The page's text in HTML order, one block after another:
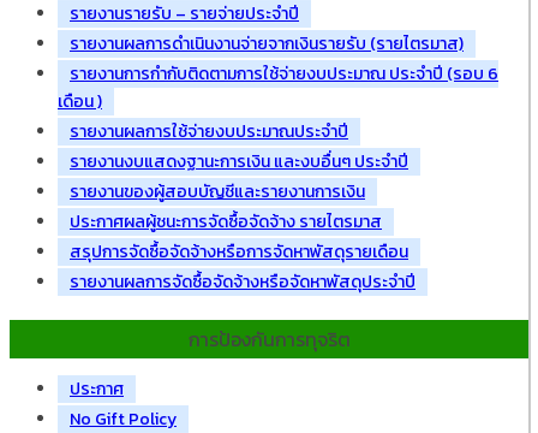
รายงานรายรับ – รายจ่ายประจำปี
รายงานผลการดำเนินงานจ่ายจากเงินรายรับ (รายไตรมาส)
รายงานการกำกับติดตามการใช้จ่ายงบประมาณ ประจำปี (รอบ 6
เดือน )
รายงานผลการใช้จ่ายงบประมาณประจำปี
รายงานงบแสดงฐานะการเงิน และงบอื่นๆ ประจำปี
รายงานของผู้สอบบัญชีและรายงานการเงิน
ประกาศผลผู้ชนะการจัดซื้อจัดจ้าง รายไตรมาส
สรุปการจัดซื้อจัดจ้างหรือการจัดหาพัสดุรายเดือน
รายงานผลการจัดซื้อจัดจ้างหรือจัดหาพัสดุประจำปี
การป้องกันการทุจริต
ประกาศ
No Gift Policy